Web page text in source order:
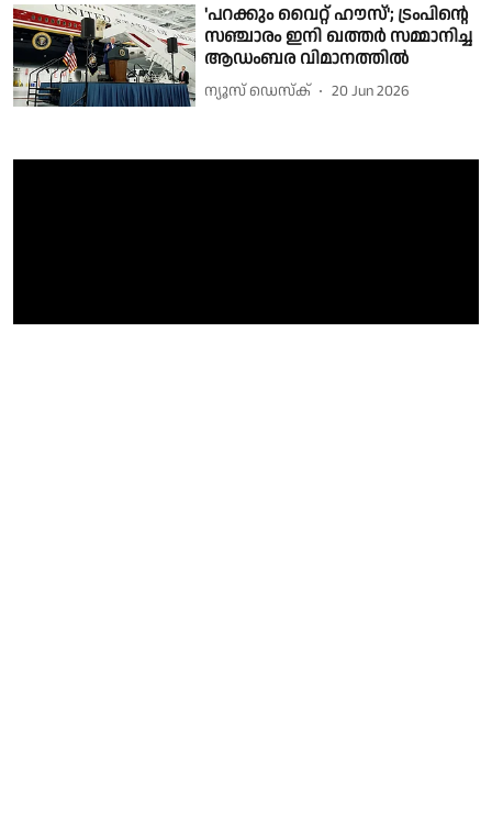
'പറക്കും വൈറ്റ് ഹൗസ്‌'; ട്രംപിൻ്റെ
സഞ്ചാരം ഇനി ഖത്തർ സമ്മാനിച്ച
ആഡംബര വിമാനത്തിൽ
ന്യൂസ് ഡെസ്ക് 20 Jun 2026